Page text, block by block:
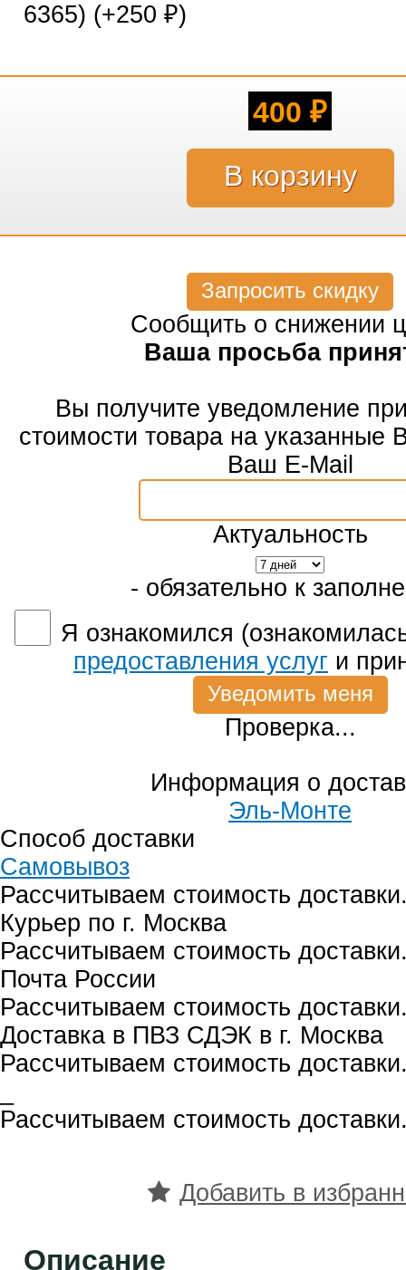
6365) (+250 ₽)
400 ₽
Запросить скидку
Сообщить о снижении
Ваша просьба
Вы получите уведомление
стоимости товара на указанные
Ваш E-Mail
Актуальность
- обязательно к
Я ознакомился
предоставления услуг и
Проверка...
Информация о
Эль-Монте
Способ доставки
Самовывоз
Рассчитываем стоимость
Курьер по г. Москва
Рассчитываем стоимость
Почта России
Рассчитываем стоимость
Доставка в ПВЗ СДЭК в г. Москва
Рассчитываем стоимость
Рассчитываем стоимость
Добавить в
Описание